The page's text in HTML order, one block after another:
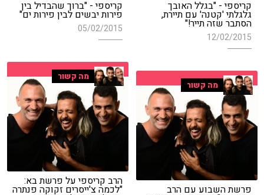
קריספי - "בגלל האובך
גלגלתי 'קטנה' עם תיירת,
הסתבר שזה תייר!"
12/02/2015
קריספי - "ברוך שהבדיל בין
פירות יבשים לבין פירות ים"
05/02/2015
מה קשור
הרב קריספי על פרשת בא:
"לכמה צ'ייסרים זקוקה פנתרה
מה קשור
פרשת השבוע עם הרב